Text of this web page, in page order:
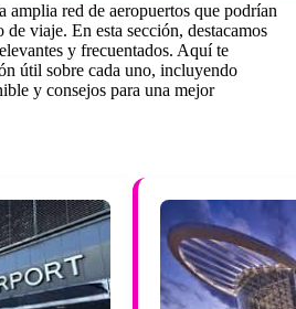
amplia red de aeropuertos que podrían
viaje. En esta sección, destacamos
y frecuentados. Aquí te
útil sobre cada uno, incluyendo
y consejos para una mejor